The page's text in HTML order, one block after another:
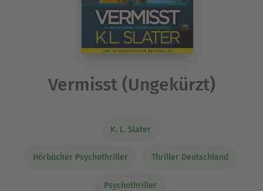
Vermisst (Ungekürzt)
K. L. Slater
Hörbücher Psychothriller Thriller Deutschland
Psychothriller